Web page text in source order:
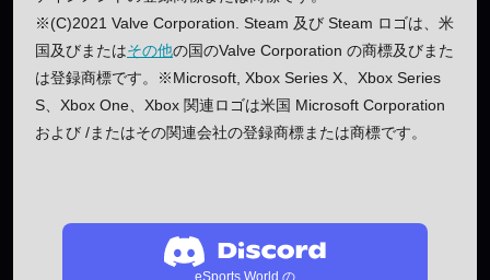
※(C)2021 Valve Corporation. Steam 及び Steam ロゴは、米
国及びまたはその他の国のValve Corporation の商標及びまた
は登録商標です。※Microsoft, Xbox Series X、Xbox Series
S、Xbox One、Xbox 関連ロゴは米国 Microsoft Corporation
および /またはその関連会社の登録商標または商標です。
eSports World の